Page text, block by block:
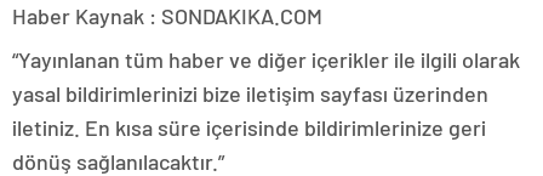
Haber Kaynak : SONDAKIKA.COM
“Yayınlanan tüm haber ve diğer içerikler ile ilgili olarak
yasal bildirimlerinizi bize iletişim sayfası üzerinden
iletiniz. En kısa süre içerisinde bildirimlerinize geri
dönüş sağlanılacaktır.”